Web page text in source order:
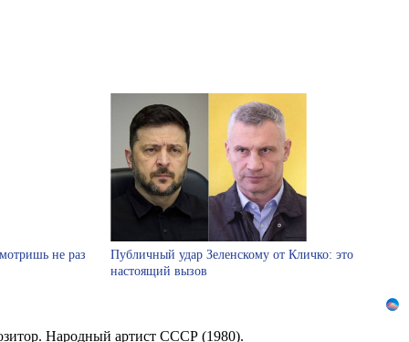
не раз
Публичный удар Зеленскому от Кличко: это
настоящий вызов
Народный артист СССР (1980).